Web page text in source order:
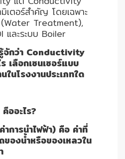
เตอร์สำคัญ โดยเฉพาะ
Treatment),
และระบบ Boiler
จักว่า Conductivity
เลือกเซนเซอร์แบบ
ในโรงงานประเภทใด
ออะไร?
การนำไฟฟ้า) คือ ค่าที่
ของน้ำหรือของเหลวใน